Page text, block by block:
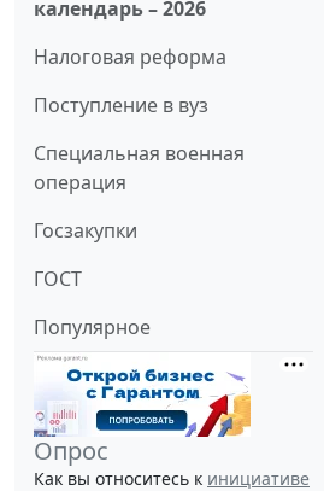
календарь – 2026
Налоговая реформа
Поступление в вуз
Специальная военная
операция
Госзакупки
ГОСТ
Популярное
Опрос
Как вы относитесь к инициативе